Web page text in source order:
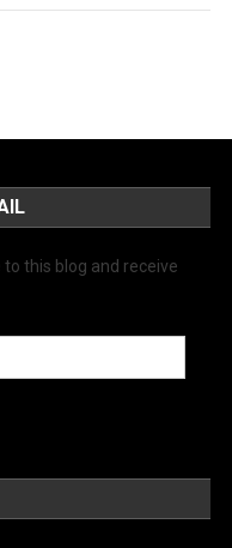
this blog and receive